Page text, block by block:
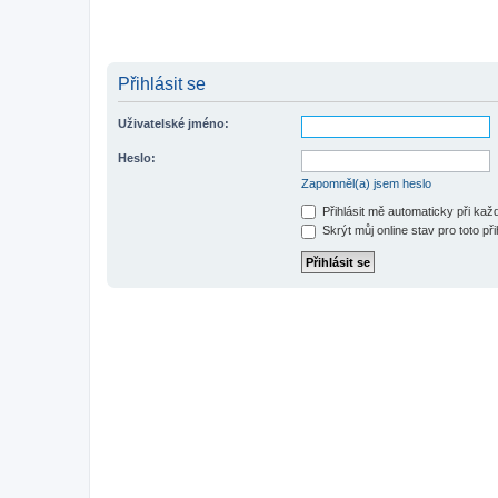
Přihlásit se
Uživatelské jméno:
Heslo:
Zapomněl(a) jsem heslo
Přihlásit mě automaticky při
Skrýt můj online stav pro toto